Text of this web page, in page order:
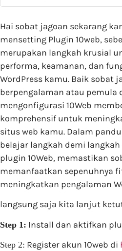
Hai sobat jagoan sekarang
mensetting Plugin 10web,
merupakan langkah krusial
performa, keamanan, dan
WordPress kamu. Baik sobat
berpengalaman atau pemula
mengonfigurasi 10Web
komprehensif untuk
situs web kamu. Dalam
belajar langkah demi
plugin 10Web, memastikan
memanfaatkan sepenuhnya
meningkatkan pengalaman
langsung saja kita lanjut
Step 1: Install dan aktifkan
Step 2: Register akun 10web di